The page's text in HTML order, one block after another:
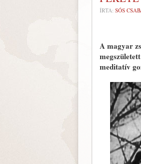
ÍRTA: SÓS
A magyar
meditatív